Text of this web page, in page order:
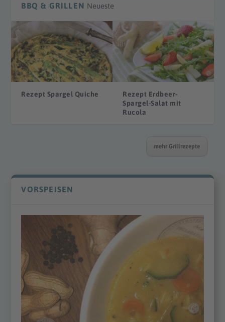
BBQ & GRILLEN Neueste
Rezept Spargel Quiche
Rezept Erdbeer-
Spargel-Salat mit
Rucola
mehr Grillrezepte
VORSPEISEN